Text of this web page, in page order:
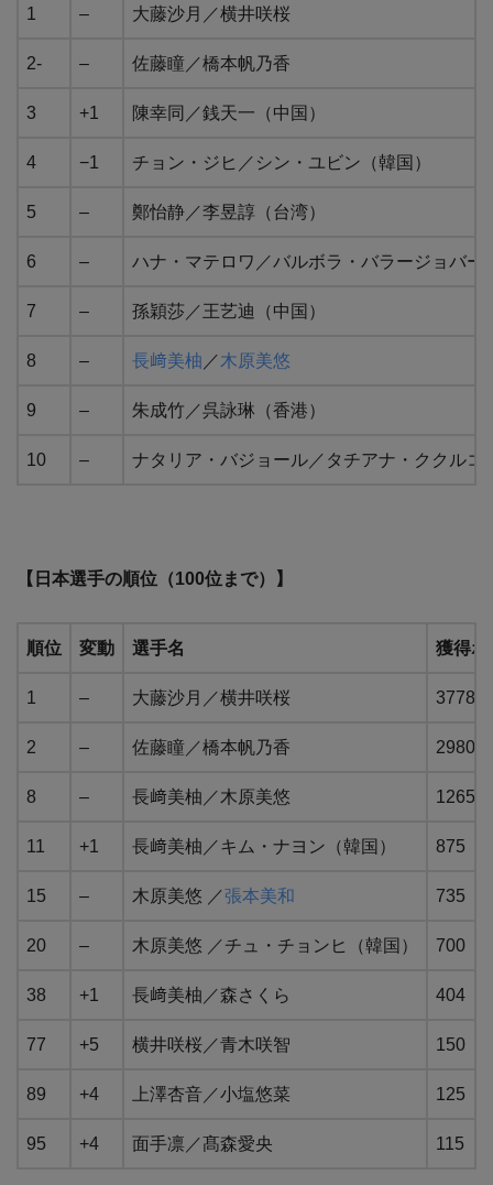
1 – 大藤沙月／横井咲桜
2- – 佐藤瞳／橋本帆乃香
3 +1 陳幸同／銭天一（中国）
4 −1 チョン・ジヒ／シン・ユビン（韓国）
5 – 鄭怡静／李昱諄（台湾）
6 – ハナ・マテロワ／バルボラ・バラージョバー
7 – 孫穎莎／王艺迪（中国）
8 – 長﨑美柚 ／木原美悠
9 – 朱成竹／呉詠琳（香港）
10 – ナタリア・バジョール／タチアナ・ククル
【日本選手の順位（100位まで）】
順位 変動 選手名 獲得ポ
1 – 大藤沙月／横井咲桜 3778
2 – 佐藤瞳／橋本帆乃香 2980
8 – 長﨑美柚／木原美悠 1265
11 +1 長﨑美柚／キム・ナヨン（韓国） 875
15 – 木原美悠 ／張本美和 735
20 – 木原美悠 ／チュ・チョンヒ（韓国） 700
38 +1 長﨑美柚／森さくら 404
77 +5 横井咲桜／青木咲智 150
89 +4 上澤杏音／小塩悠菜 125
95 +4 面手凛／髙森愛央 115